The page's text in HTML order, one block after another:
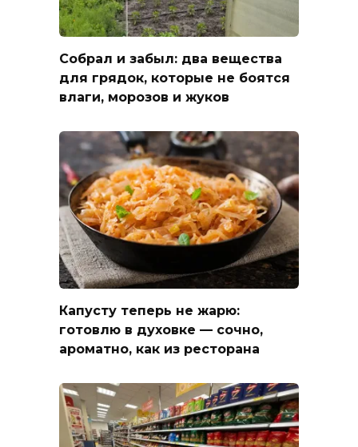
Собрал и забыл: два вещества
для грядок, которые не боятся
влаги, морозов и жуков
Капусту теперь не жарю:
готовлю в духовке — сочно,
ароматно, как из ресторана